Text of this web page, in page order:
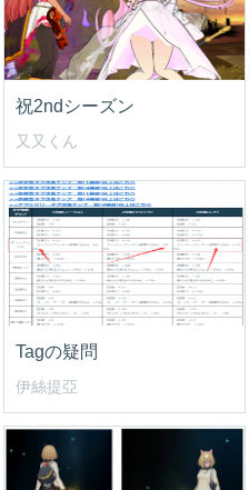
祝2ndシーズン
又又くん
Tagの疑問
伊絲提亞